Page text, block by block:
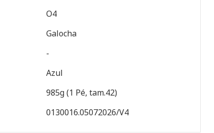
O4
Galocha
-
Azul
985g (1 Pé, tam.42)
0130016.05072026/V4